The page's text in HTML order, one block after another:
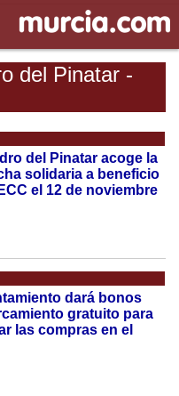
del Pinatar -
del Pinatar acoge la
solidaria a beneficio
el 12 de noviembre
dará bonos
gratuito para
las compras en el